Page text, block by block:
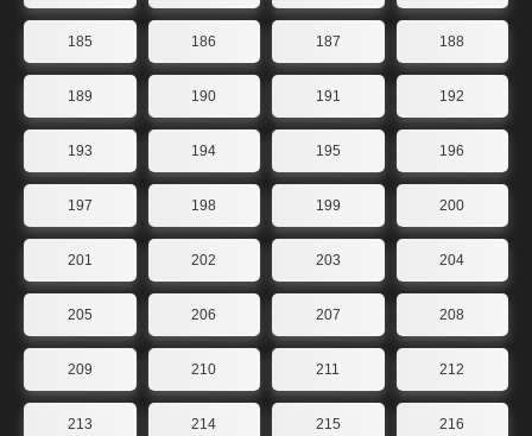
185 186 187 188
189 190 191 192
193 194 195 196
197 198 199 200
201 202 203 204
205 206 207 208
209 210 211 212
213 214 215 216